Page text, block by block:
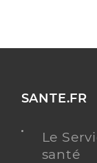
SANTE.FR
Le
santé